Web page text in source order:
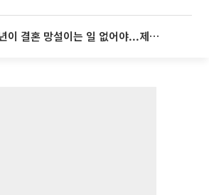
李대통령 “청년이 결혼 망설이는 일 없어야...제도상 불이익 조사”